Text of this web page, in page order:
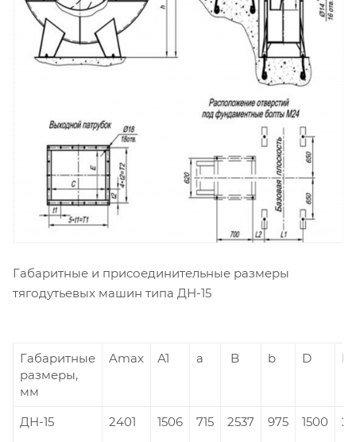
Габаритные и присоединительные размеры
тягодутьевых машин типа ДН-15
Габаритные
размеры,
мм
Amax А1 а B b D H
ДН-15 2401 1506 715 2537 975 1500